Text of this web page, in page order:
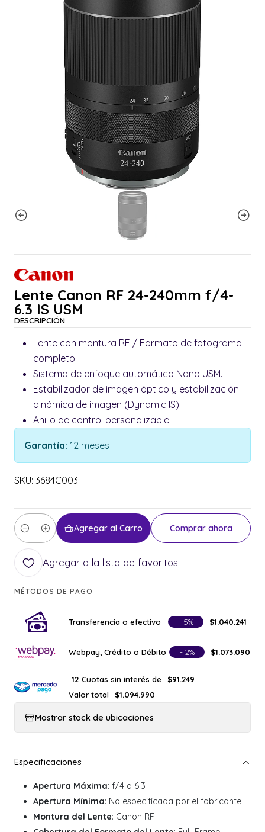
Lente Canon RF 24-240mm f/4-
6.3 IS USM
DESCRIPCIÓN
Lente con montura RF / Formato de fotograma
completo.
Sistema de enfoque automático Nano USM.
Estabilizador de imagen óptico y estabilización
dinámica de imagen (Dynamic IS).
Anillo de control personalizable.
Garantía: 12 meses
SKU: 3684C003
Cantidad
Agregar al Carro Comprar ahora
Agregar a la lista de favoritos
MÉTODOS DE PAGO
Transferencia o efectivo - 5% $1.040.241
Webpay, Crédito o Débito - 2% $1.073.090
12 Cuotas sin interés de
$91.249
Valor total
$1.094.990
Mostrar stock de ubicaciones
Apertura Máxima: f/4 a 6.3
Apertura Mínima: No especificada por el fabricante
Montura del Lente: Canon RF